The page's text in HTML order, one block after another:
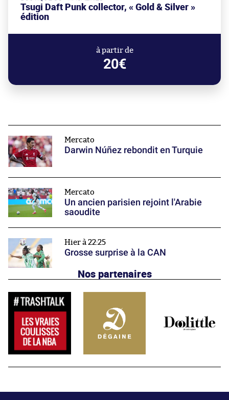
Tsugi Daft Punk collector, « Gold & Silver »
édition
à partir de
20€
Mercato
Darwin Núñez rebondit en Turquie
Mercato
Un ancien parisien rejoint l'Arabie
saoudite
Hier à 22:25
Grosse surprise à la CAN
Nos partenaires